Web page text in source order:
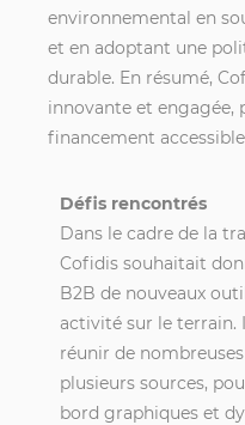
environnemental en
et en adoptant une
durable. En résumé,
innovante et engagée,
financement
Défis rencontrés
Dans le cadre de la
Cofidis souhaitait
B2B de nouveaux
activité sur le terrain.
réunir de
plusieurs sources,
bord graphiques et